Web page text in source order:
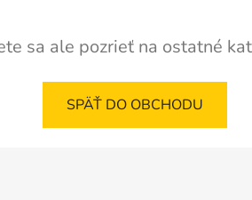
sa ale pozrieť na ostatné
SPÄŤ DO OBCHODU